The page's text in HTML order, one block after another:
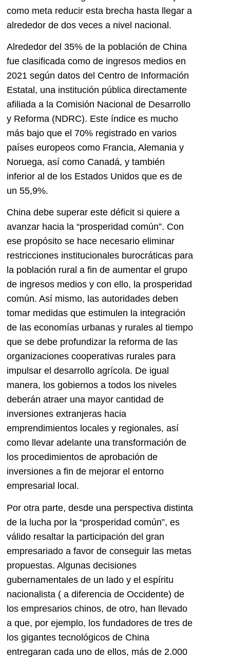
como meta reducir esta brecha hasta llegar a
alrededor de dos veces a nivel nacional.
Alrededor del 35% de la población de China
fue clasificada como de ingresos medios en
2021 según datos del Centro de Información
Estatal, una institución pública directamente
afiliada a la Comisión Nacional de Desarrollo
y Reforma (NDRC). Este índice es mucho
más bajo que el 70% registrado en varios
países europeos como Francia, Alemania y
Noruega, así como Canadá, y también
inferior al de los Estados Unidos que es de
un 55,9%.
China debe superar este déficit si quiere a
avanzar hacia la “prosperidad común”. Con
ese propósito se hace necesario eliminar
restricciones institucionales burocráticas para
la población rural a fin de aumentar el grupo
de ingresos medios y con ello, la prosperidad
común. Así mismo, las autoridades deben
tomar medidas que estimulen la integración
de las economías urbanas y rurales al tiempo
que se debe profundizar la reforma de las
organizaciones cooperativas rurales para
impulsar el desarrollo agrícola. De igual
manera, los gobiernos a todos los niveles
deberán atraer una mayor cantidad de
inversiones extranjeras hacia
emprendimientos locales y regionales, así
como llevar adelante una transformación de
los procedimientos de aprobación de
inversiones a fin de mejorar el entorno
empresarial local.
Por otra parte, desde una perspectiva distinta
de la lucha por la “prosperidad común”, es
válido resaltar la participación del gran
empresariado a favor de conseguir las metas
propuestas. Algunas decisiones
gubernamentales de un lado y el espíritu
nacionalista ( a diferencia de Occidente) de
los empresarios chinos, de otro, han llevado
a que, por ejemplo, los fundadores de tres de
los gigantes tecnológicos de China
entregaran cada uno de ellos, más de 2.000